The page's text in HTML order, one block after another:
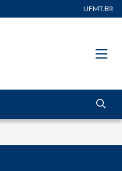
UFMT.BR